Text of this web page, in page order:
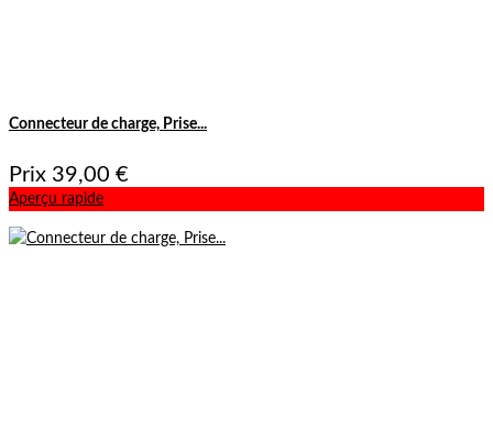
Connecteur de charge, Prise...
Prix 39,00 €
Aperçu rapide